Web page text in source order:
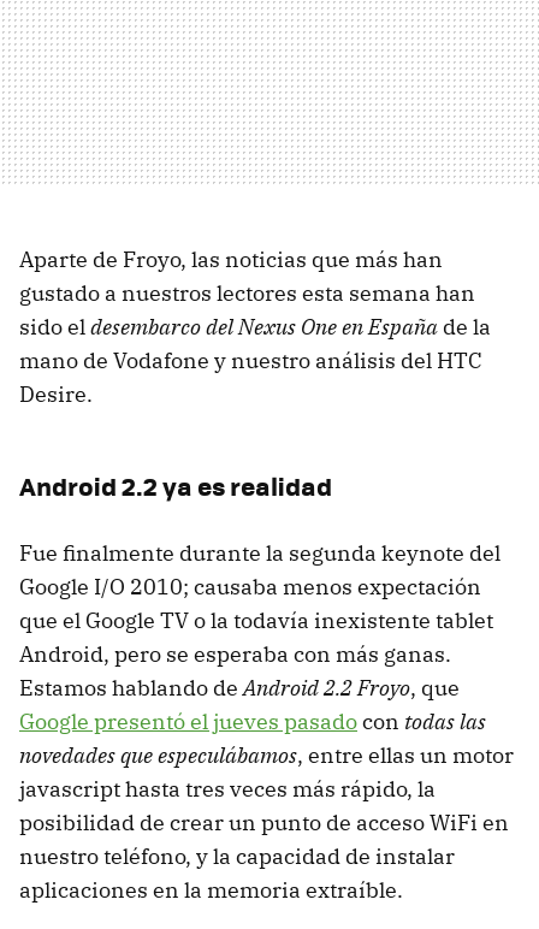
Aparte de Froyo, las noticias que más han
gustado a nuestros lectores esta semana han
sido eldesembarco del Nexus One en España de la
mano de Vodafone y nuestro análisis del HTC
Desire.
Android 2.2 ya es realidad
Fue finalmente durante la segunda keynote del
Google I/O 2010; causaba menos expectación
que el Google TV o la todavía inexistente tablet
Android, pero se esperaba con más ganas.
Estamos hablando deAndroid 2.2 Froyo, que
Google presentó el jueves pasadocon todas las
novedades que especulábamos, entre ellas un motor
javascript hasta tres veces más rápido, la
posibilidad de crear un punto de acceso WiFi en
nuestro teléfono, y la capacidad de instalar
aplicaciones en la memoria extraíble.